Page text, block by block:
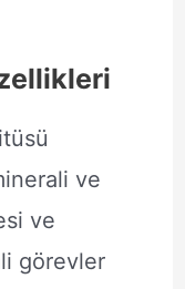
ve
ve
görevler